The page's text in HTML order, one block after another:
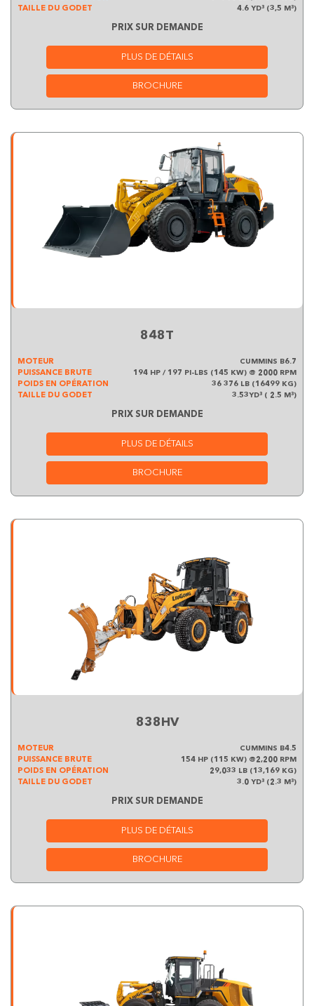
TAILLE DU GODET
4.6 YD³ (3,5 M³)
PRIX SUR DEMANDE
PLUS DE DÉTAILS
BROCHURE
848T
MOTEUR
CUMMINS B6.7
PUISSANCE BRUTE
194 HP / 197 PI-LBS (145 KW) @ 2000 RPM
POIDS EN OPÉRATION
36 376 LB (16499 KG)
TAILLE DU GODET
3.53YD³ ( 2.5 M³)
PRIX SUR DEMANDE
PLUS DE DÉTAILS
BROCHURE
838HV
MOTEUR
CUMMINS B4.5
PUISSANCE BRUTE
154 HP (115 KW) @2,200 RPM
POIDS EN OPÉRATION
29,033 LB (13,169 KG)
TAILLE DU GODET
3.0 YD³ (2.3 M³)
PRIX SUR DEMANDE
PLUS DE DÉTAILS
BROCHURE